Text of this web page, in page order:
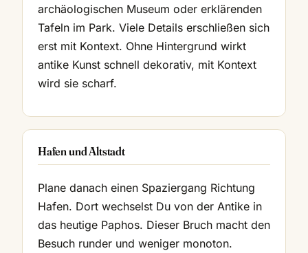
archäologischen Museum oder erklärenden
Tafeln im Park. Viele Details erschließen sich
erst mit Kontext. Ohne Hintergrund wirkt
antike Kunst schnell dekorativ, mit Kontext
wird sie scharf.
Hafen und Altstadt
Plane danach einen Spaziergang Richtung
Hafen. Dort wechselst Du von der Antike in
das heutige Paphos. Dieser Bruch macht den
Besuch runder und weniger monoton.